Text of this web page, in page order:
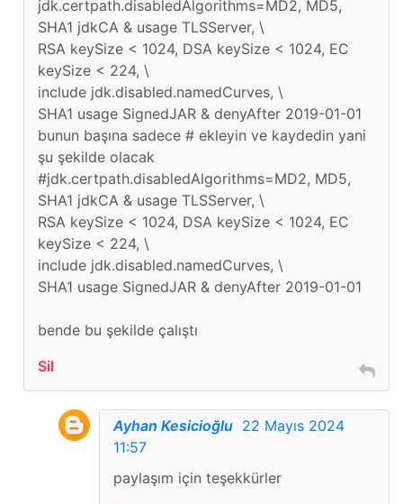
jdk.certpath.disabledAlgorithms=MD2, MD5,
SHA1 jdkCA & usage TLSServer, \
RSA keySize < 1024, DSA keySize < 1024, EC
keySize < 224, \
include jdk.disabled.namedCurves, \
SHA1 usage SignedJAR & denyAfter 2019-01-01
bunun başına sadece # ekleyin ve kaydedin yani
şu şekilde olacak
#jdk.certpath.disabledAlgorithms=MD2, MD5,
SHA1 jdkCA & usage TLSServer, \
RSA keySize < 1024, DSA keySize < 1024, EC
keySize < 224, \
include jdk.disabled.namedCurves, \
SHA1 usage SignedJAR & denyAfter 2019-01-01
bende bu şekilde çalıştı
Sil
Ayhan Kesicioğlu 22 Mayıs 2024
11:57
paylaşım için teşekkürler